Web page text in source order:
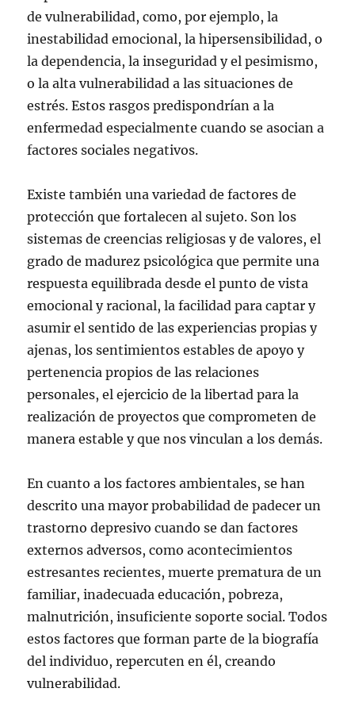
de vulnerabilidad, como, por ejemplo, la
inestabilidad emocional, la hipersensibilidad, o
la dependencia, la inseguridad y el pesimismo,
o la alta vulnerabilidad a las situaciones de
estrés. Estos rasgos predispondrían a la
enfermedad especialmente cuando se asocian a
factores sociales negativos.
Existe también una variedad de factores de
protección que fortalecen al sujeto. Son los
sistemas de creencias religiosas y de valores, el
grado de madurez psicológica que permite una
respuesta equilibrada desde el punto de vista
emocional y racional, la facilidad para captar y
asumir el sentido de las experiencias propias y
ajenas, los sentimientos estables de apoyo y
pertenencia propios de las relaciones
personales, el ejercicio de la libertad para la
realización de proyectos que comprometen de
manera estable y que nos vinculan a los demás.
En cuanto a los factores ambientales, se han
descrito una mayor probabilidad de padecer un
trastorno depresivo cuando se dan factores
externos adversos, como acontecimientos
estresantes recientes, muerte prematura de un
familiar, inadecuada educación, pobreza,
malnutrición, insuficiente soporte social. Todos
estos factores que forman parte de la biografía
del individuo, repercuten en él, creando
vulnerabilidad.